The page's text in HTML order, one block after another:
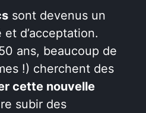
sont devenus un
d’acceptation.
ans, beaucoup de
!) cherchent des
cette nouvelle
subir des